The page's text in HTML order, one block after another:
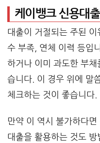
케이뱅크 신용대
대출이 거절되는 주된
수 부족, 연체 이력 등입
하거나 이미 과도한 부
습니다. 이 경우 위에 말
체크하는 것이 좋습니다.
만약 이 역시 불가하다
대출을 활용하는 것도